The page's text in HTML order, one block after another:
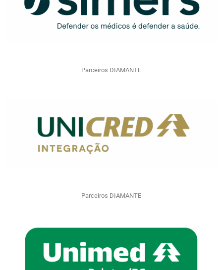
Parceiros DIAMANTE
Parceiros DIAMANTE